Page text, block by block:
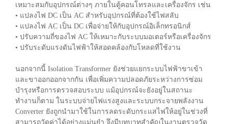
เหมาะสมกับอุปกรณ์ต่างๆ ภายในตู้คอนโทรลและเครื่องจักร เช่น
• แปลงไฟ DC เป็น AC สำหรับอุปกรณ์ที่ต้องใช้ไฟสลับ
• แปลงไฟ AC เป็น DC เพื่อจ่ายให้กับอุปกรณ์อิเล็กทรอนิกส์
• ปรับความถี่ของไฟ AC ให้เหมาะกับระบบมอเตอร์หรือเครื่องจักร
• ปรับระดับแรงดันไฟฟ้าให้สอดคล้องกับโหลดที่ใช้งาน
นอกจากนี้ Isolation Transformer ยังช่วยแยกระบบไฟฟ้าขาเข้า
และขาออกออกจากกัน เพื่อเพิ่มความปลอดภัยระหว่างการซ่อม
บำรุงหรือการตรวจสอบระบบ แม้อุปกรณ์จะยังอยู่ในสถานะ
ทำงานก็ตาม ในระบบจ่ายไฟแรงสูงและระบบกระจายพลังงาน
Converter ยังถูกนำมาใช้ในการลดระดับกระแสไฟให้อยู่ในช่วงที่
สามารถวัดค่าได้อย่างแม่นยำ จึงมีบทบาทสำคัญในงานตรวจวัด